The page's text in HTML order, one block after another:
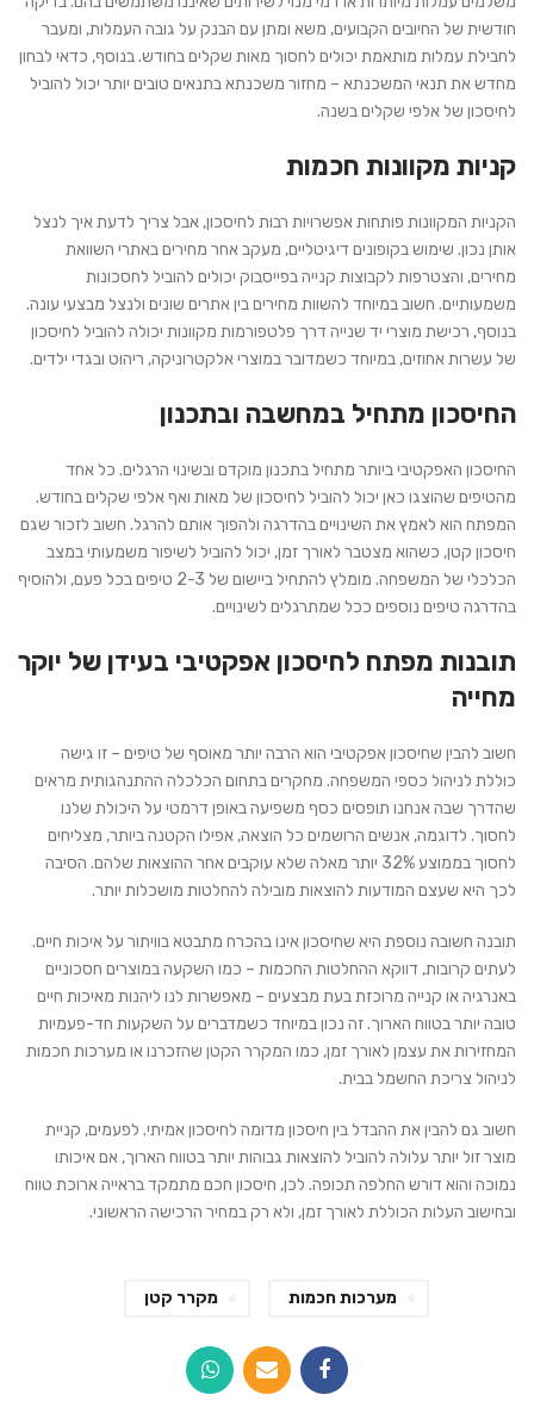
חודשית של החיובים הקבועים, משא ומתן עם הבנק על גובה העמלות, ומעבר
לחבילת עמלות מותאמת יכולים לחסוך מאות שקלים בחודש. בנוסף, כדאי לבחון
מחדש את תנאי המשכנתא – מחזור משכנתא בתנאים טובים יותר יכול להוביל
לחיסכון של אלפי שקלים בשנה.
קניות מקוונות חכמות
הקניות המקוונות פותחות אפשרויות רבות לחיסכון, אבל צריך לדעת איך לנצל
אותן נכון. שימוש בקופונים דיגיטליים, מעקב אחר מחירים באתרי השוואת
מחירים, והצטרפות לקבוצות קנייה בפייסבוק יכולים להוביל לחסכונות
משמעותיים. חשוב במיוחד להשוות מחירים בין אתרים שונים ולנצל מבצעי עונה.
בנוסף, רכישת מוצרי יד שנייה דרך פלטפורמות מקוונות יכולה להוביל לחיסכון
של עשרות אחוזים, במיוחד כשמדובר במוצרי אלקטרוניקה, ריהוט ובגדי ילדים.
החיסכון מתחיל במחשבה ובתכנון
החיסכון האפקטיבי ביותר מתחיל בתכנון מוקדם ובשינוי הרגלים. כל אחד
מהטיפים שהוצגו כאן יכול להוביל לחיסכון של מאות ואף אלפי שקלים בחודש.
המפתח הוא לאמץ את השינויים בהדרגה ולהפוך אותם להרגל. חשוב לזכור שגם
חיסכון קטן, כשהוא מצטבר לאורך זמן, יכול להוביל לשיפור משמעותי במצב
הכלכלי של המשפחה. מומלץ להתחיל ביישום של 2-3 טיפים בכל פעם, ולהוסיף
בהדרגה טיפים נוספים ככל שמתרגלים לשינויים.
תובנות מפתח לחיסכון אפקטיבי בעידן של יוקר
מחייה
חשוב להבין שחיסכון אפקטיבי הוא הרבה יותר מאוסף של טיפים – זו גישה
כוללת לניהול כספי המשפחה. מחקרים בתחום הכלכלה ההתנהגותית מראים
שהדרך שבה אנחנו תופסים כסף משפיעה באופן דרמטי על היכולת שלנו
לחסוך. לדוגמה, אנשים הרושמים כל הוצאה, אפילו הקטנה ביותר, מצליחים
לחסוך בממוצע 32% יותר מאלה שלא עוקבים אחר ההוצאות שלהם. הסיבה
לכך היא שעצם המודעות להוצאות מובילה להחלטות מושכלות יותר.
תובנה חשובה נוספת היא שחיסכון אינו בהכרח מתבטא בוויתור על איכות חיים.
לעתים קרובות, דווקא ההחלטות החכמות – כמו השקעה במוצרים חסכוניים
באנרגיה או קנייה מרוכזת בעת מבצעים – מאפשרות לנו ליהנות מאיכות חיים
טובה יותר בטווח הארוך. זה נכון במיוחד כשמדברים על השקעות חד-פעמיות
המחזירות את עצמן לאורך זמן, כמו המקרר הקטן שהזכרנו או מערכות חכמות
לניהול צריכת החשמל בבית.
חשוב גם להבין את ההבדל בין חיסכון מדומה לחיסכון אמיתי. לפעמים, קניית
מוצר זול יותר עלולה להוביל להוצאות גבוהות יותר בטווח הארוך, אם איכותו
נמוכה והוא דורש החלפה תכופה. לכן, חיסכון חכם מתמקד בראייה ארוכת טווח
ובחישוב העלות הכוללת לאורך זמן, ולא רק במחיר הרכישה הראשוני.
מערכות חכמות מקרר קטן